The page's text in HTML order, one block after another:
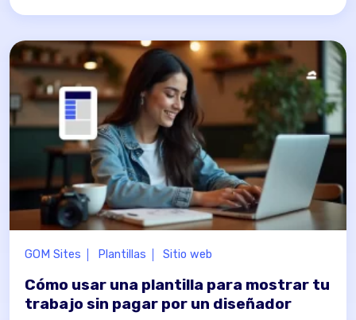
GOM Sites Plantillas Sitio web
Cómo usar una plantilla para mostrar tu
trabajo sin pagar por un diseñador